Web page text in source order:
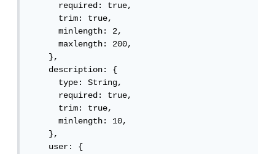
      required: true,
      trim: true,
      minlength: 2,
      maxlength: 200,
    },
    description: {
      type: String,
      required: true,
      trim: true,
      minlength: 10,
    },
    user: {